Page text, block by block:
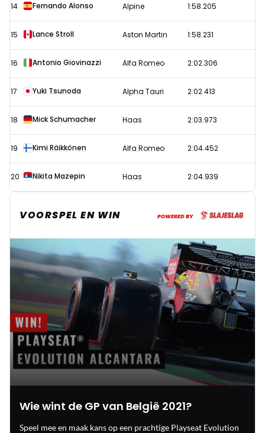
14 Fernando Alonso Alpine 1:58.205
15 Lance Stroll Aston Martin 1:58.231
16 Antonio Giovinazzi Alfa Romeo 2:02.306
17 Yuki Tsunoda Alpha Tauri 2:02.413
18 Mick Schumacher Haas 2:03.973
19 Kimi Räikkönen Alfa Romeo 2:04.452
20 Nikita Mazepin Haas 2:04.939
VOORSPEL EN WIN POWERED BY
Wie wint de GP van België 2021?
Speel mee en maak kans op een prachtige Playseat Evolution